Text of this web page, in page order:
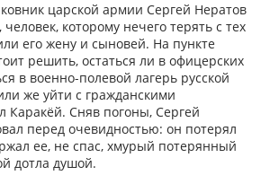
царской армии Сергей Нератов
которому нечего терять с тех
его жену и сыновей. На пункте
решить, остаться ли в офицерских
в военно-­полевой лагерь русской
же уйти с гражданскими
Каракёй. Сняв погоны, Сергей
перед очевидностью: он потерял
ее, не спас, хмурый потерянный
дотла душой.